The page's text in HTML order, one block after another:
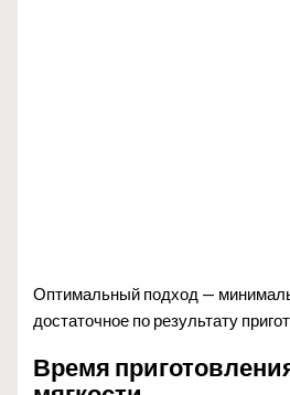
Оптимальный подход —
достаточное по результату
Время